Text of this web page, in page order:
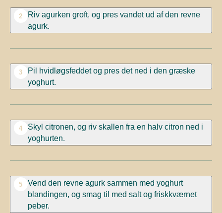
2
Riv agurken groft, og pres vandet ud af den revne
agurk.
3
Pil hvidløgsfeddet og pres det ned i den græske
yoghurt.
4
Skyl citronen, og riv skallen fra en halv citron ned i
yoghurten.
5
Vend den revne agurk sammen med yoghurt
blandingen, og smag til med salt og friskkværnet
peber.